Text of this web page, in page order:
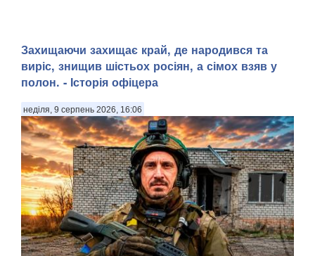
Захищаючи захищає край, де народився та
виріс, знищив шістьох росіян, а сімох взяв у
полон. - Історія офіцера
неділя, 9 серпень 2026, 16:06